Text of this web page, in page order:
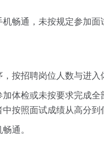
畅通，未按规定参加
按招聘岗位人数与进
体检或未按要求完成
按照面试成绩从高分到
通。